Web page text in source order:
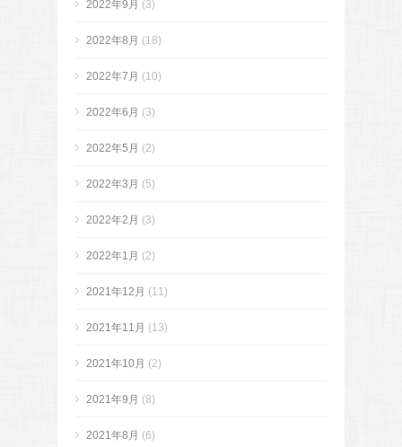
2022年9月 (3)
2022年8月 (18)
2022年7月 (10)
2022年6月 (3)
2022年5月 (2)
2022年3月 (5)
2022年2月 (3)
2022年1月 (2)
2021年12月 (11)
2021年11月 (13)
2021年10月 (2)
2021年9月 (8)
2021年8月 (6)